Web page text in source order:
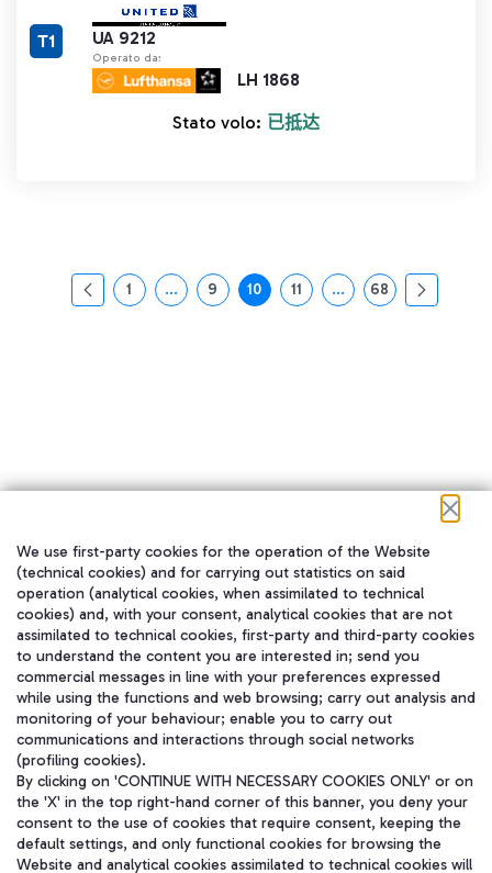
UA 9212
Operato da:
LH 1868
T1
Stato volo: 已抵达
页面
1 ...中间页面 使用 TAB 键进行导航。
页面
9 页面
10 页面
11 ...中间页面 使用 TAB 键
页面
68
在我们的社交渠道上关注我们
WeChat
We use first-party cookies for the operation of the Website
(technical cookies) and for carrying out statistics on said
operation (analytical cookies, when assimilated to technical
cookies) and, with your consent, analytical cookies that are not
assimilated to technical cookies, first-party and third-party cookies
to understand the content you are interested in; send you
commercial messages in line with your preferences expressed
while using the functions and web browsing; carry out analysis and
monitoring of your behaviour; enable you to carry out
communications and interactions through social networks
(profiling cookies).
By clicking on 'CONTINUE WITH NECESSARY COOKIES ONLY' or on
the 'X' in the top right-hand corner of this banner, you deny your
consent to the use of cookies that require consent, keeping the
default settings, and only functional cookies for browsing the
Website and analytical cookies assimilated to technical cookies will